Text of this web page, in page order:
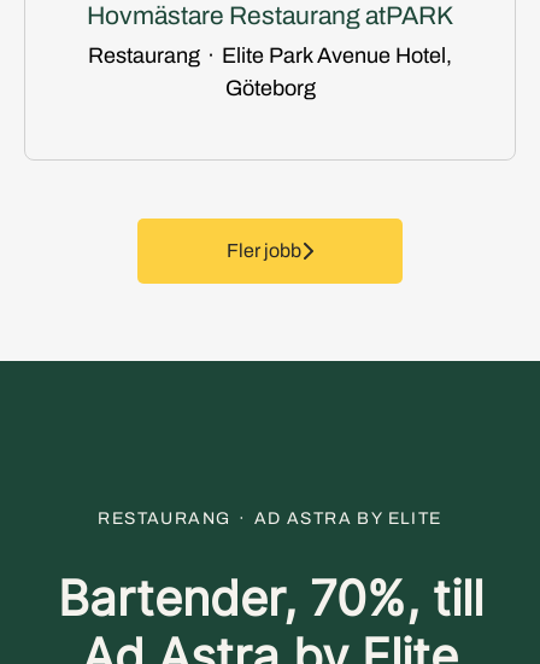
Hovmästare Restaurang atPARK
Restaurang · Elite Park Avenue Hotel,
Göteborg
Fler jobb
RESTAURANG · AD ASTRA BY ELITE
Bartender, 70%, till